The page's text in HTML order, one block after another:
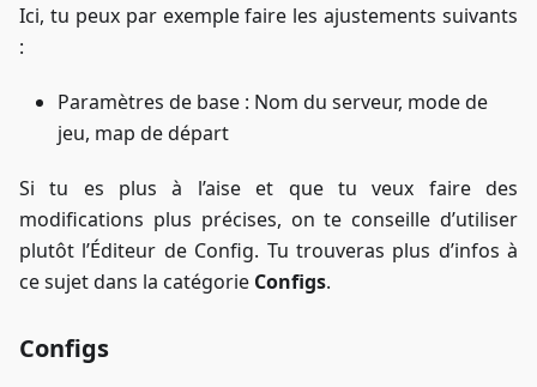
Ici, tu peux par exemple faire les ajustements suivants
:
Paramètres de base : Nom du serveur, mode de
jeu, map de départ
Si tu es plus à l’aise et que tu veux faire des
modifications plus précises, on te conseille d’utiliser
plutôt l’Éditeur de Config. Tu trouveras plus d’infos à
ce sujet dans la catégorie Configs.
Configs